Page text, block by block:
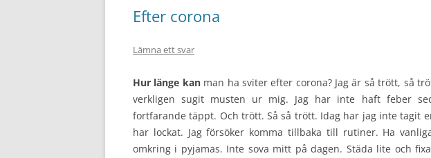
Efter corona
Lämna ett svar
Hur länge kanman ha sviter efter corona? Jag är så trött, så
verkligen sugit musten ur mig. Jag har inte haft feber
fortfarande täppt. Och trött. Så så trött. Idag har jag inte tagit
har lockat. Jag försöker komma tillbaka till rutiner. Ha
omkring i pyjamas. Inte sova mitt på dagen. Städa lite och